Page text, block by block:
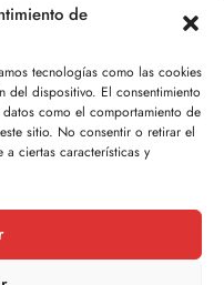
de
tecnologías como las cookies
del dispositivo. El consentimiento
como el comportamiento de
sitio. No consentir o retirar el
a ciertas características y